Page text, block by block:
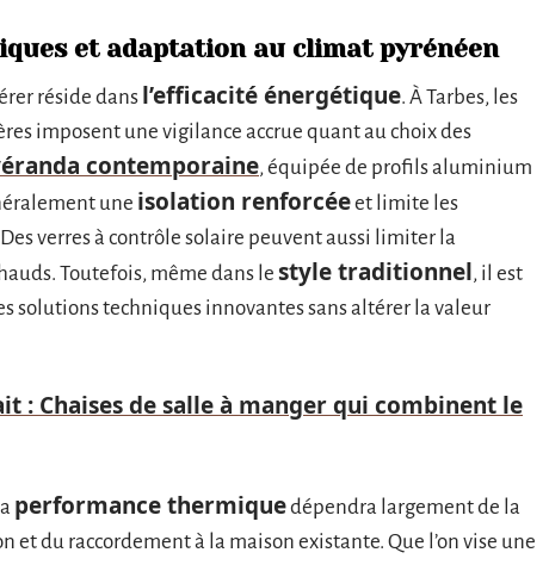
et adaptation au climat pyrénéen
réside dans l’efficacité énergétique. À Tarbes, les
imposent une vigilance accrue quant au choix des
contemporaine, équipée de profils aluminium
une isolation renforcéeet limite les
verres à contrôle solaire peuvent aussi limiter la
Toutefois, même dans le style traditionnel, il est
solutions techniques innovantes sans altérer la valeur
: Chaises de salle à manger qui combinent le
performance thermiquedépendra largement de la
et du raccordement à la maison existante. Que l’on vise une